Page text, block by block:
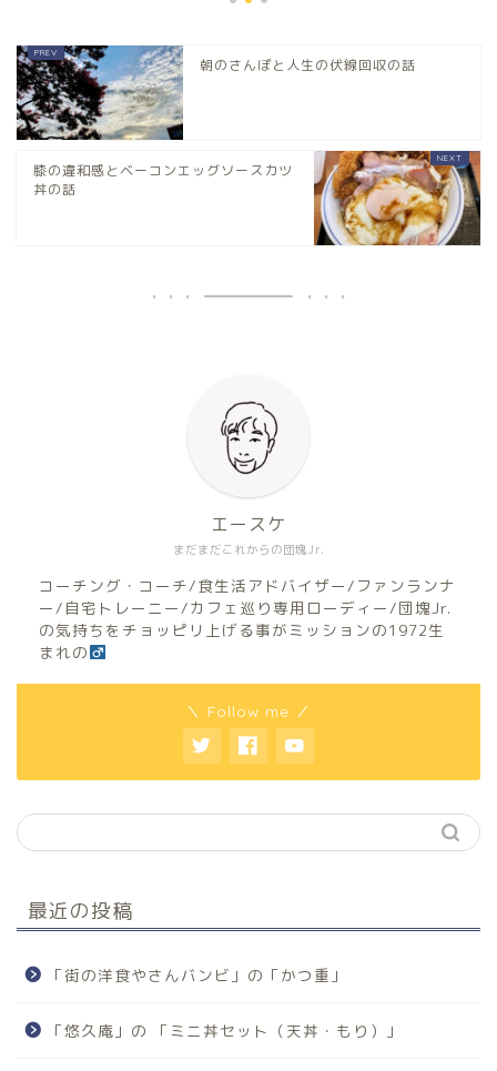
朝のさんぽと人生の伏線回収の話
膝の違和感とベーコンエッグソースカツ
丼の話
まだまだこれからの団塊Jr.
エースケ
コーチング・コーチ/食生活アドバイザー/ファンランナ
ー/自宅トレーニー/カフェ巡り専用ローディー/団塊Jr.
の気持ちをチョッピリ上げる事がミッションの1972生
まれの
＼ Follow me ／
最近の投稿
「街の洋食やさんバンビ」の「かつ重」
「悠久庵」の 「ミニ丼セット（天丼・もり）」